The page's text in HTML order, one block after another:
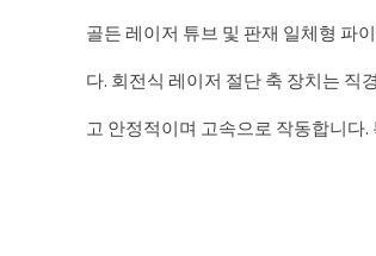
골든 레이저 튜브 및 판재 일체형 파
다. 회전식 레이저 절단 축 장치는 직
고 안정적이며 고속으로 작동합니다